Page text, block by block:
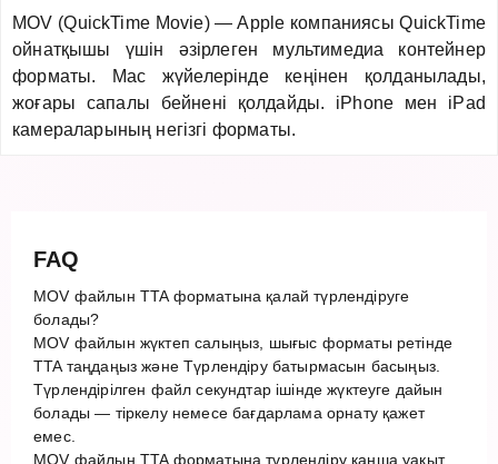
MOV (QuickTime Movie) — Apple компаниясы QuickTime
ойнатқышы үшін әзірлеген мультимедиа контейнер
форматы. Mac жүйелерінде кеңінен қолданылады,
жоғары сапалы бейнені қолдайды. iPhone мен iPad
камераларының негізгі форматы.
FAQ
MOV файлын TTA форматына қалай түрлендіруге
болады?
MOV файлын жүктеп салыңыз, шығыс форматы ретінде
TTA таңдаңыз және Түрлендіру батырмасын басыңыз.
Түрлендірілген файл секундтар ішінде жүктеуге дайын
болады — тіркелу немесе бағдарлама орнату қажет
емес.
MOV файлын TTA форматына түрлендіру қанша уақыт